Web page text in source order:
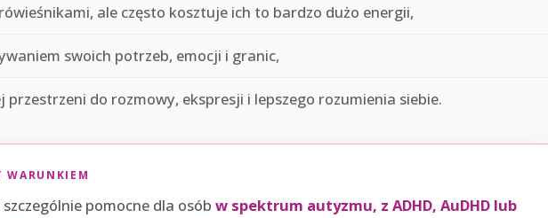
ale często kosztuje ich to bardzo dużo energii,
swoich potrzeb, emocji i granic,
do rozmowy, ekspresji i lepszego rozumienia siebie.
WARUNKIEM
pomocne dla osób w spektrum autyzmu, z ADHD, AuDHD lub